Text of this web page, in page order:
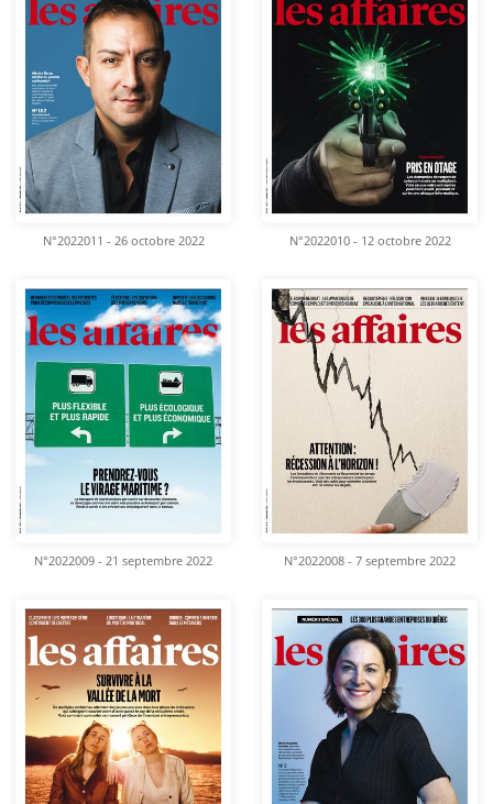
N°2022011 - 26 octobre 2022 N°2022010 - 12 octobre 2022
N°2022009 - 21 septembre 2022 N°2022008 - 7 septembre 2022